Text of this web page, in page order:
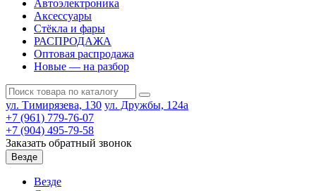
Автоэлектроника
Аксессуары
Стёкла и фары
РАСПРОДАЖА
Оптовая распродажа
Новые — на разбор
ул. Тимирязева, 130 ул. Дружбы, 124а
+7 (961) 779-76-07
+7 (904) 495-79-58
Заказать обратный звонок
Везде
Везде